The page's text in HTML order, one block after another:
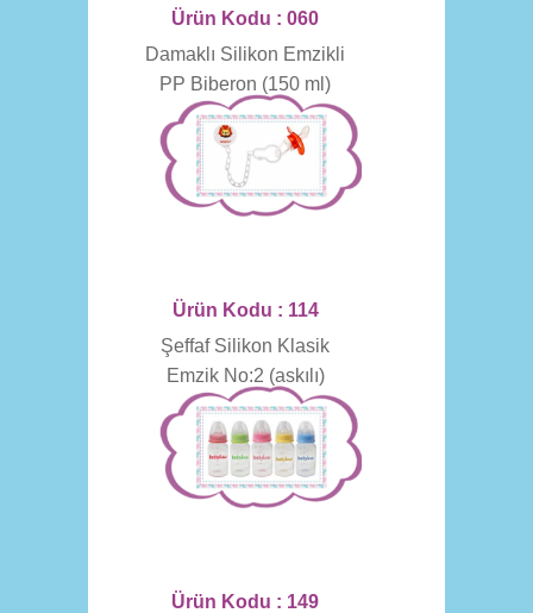
Ürün Kodu : 060
Damaklı Silikon Emzikli
PP Biberon (150 ml)
Ürün Kodu : 114
Şeffaf Silikon Klasik
Emzik No:2 (askılı)
Ürün Kodu : 149